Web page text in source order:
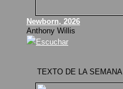
Newborn, 2026
Anthony Willis
Escuchar
TEXTO DE LA SEMANA